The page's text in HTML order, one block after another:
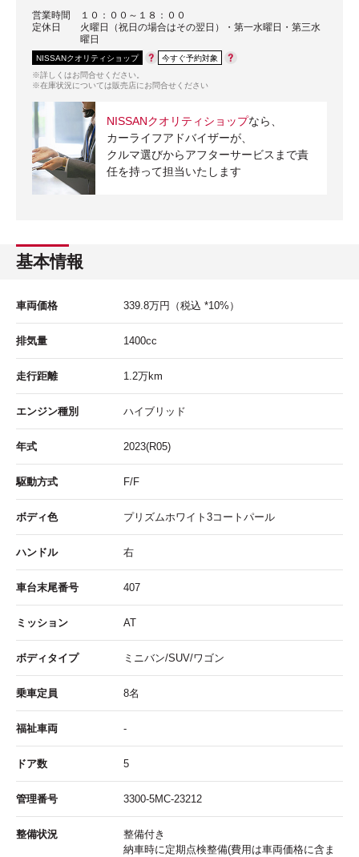
営業時間
１０：００～１８：００
定休日
火曜日（祝日の場合はその翌日）・第一水曜日・第三水
曜日
NISSANクオリティショップ
今すぐ予約対象
※詳しくはお問合せください。
※在庫状況については販売店にお問合せください
NISSANクオリティショップなら、
カーライフアドバイザーが、
クルマ選びからアフターサービスまで責
任を持って担当いたします
基本情報
車両価格 339.8万円 （税込 *10%）
排気量 1400cc
走行距離 1.2万km
エンジン種別 ハイブリッド
年式 2023(R05)
駆動方式 F/F
ボディ色 プリズムホワイト3コートパール
ハンドル 右
車台末尾番号 407
ミッション AT
ボディタイプ ミニバン/SUV/ワゴン
乗車定員 8名
福祉車両 -
ドア数 5
管理番号 3300-5MC-23212
整備状況
整備付き
納車時に定期点検整備(費用は車両価格に含ま